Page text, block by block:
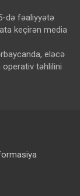
də fəaliyyətə
keçirən media
eləcə
operativ təhlilini